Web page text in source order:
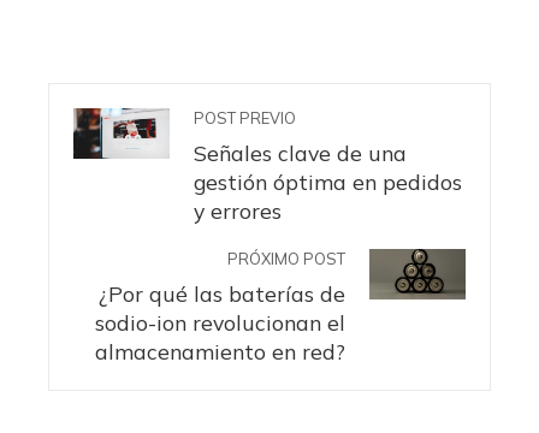
POST PREVIO
Señales clave de una
gestión óptima en pedidos
y errores
PRÓXIMO POST
¿Por qué las baterías de
sodio-ion revolucionan el
almacenamiento en red?